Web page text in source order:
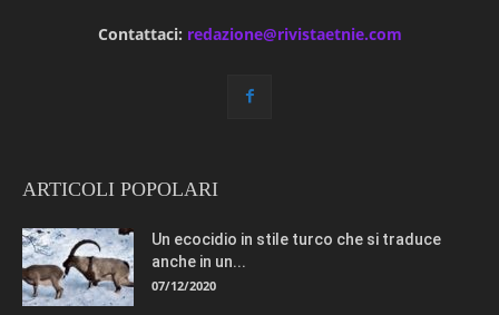
Contattaci: redazione@rivistaetnie.com
ARTICOLI POPOLARI
Un ecocidio in stile turco che si traduce
anche in un...
07/12/2020